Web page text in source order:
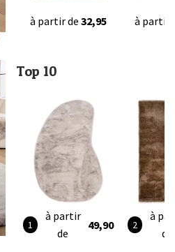
à partir de 32,95 à partir
Top 10
à partir
de
49,90
à
de